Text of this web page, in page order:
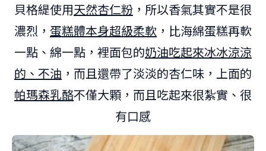
貝格緹使用天然杏仁粉 ，所以香氣其實不是很
濃烈， 蛋糕體本身超級柔軟 ，比海綿蛋糕再軟
一點、綿一點，裡面包的奶油吃起來冰冰涼涼
的、不油 ，而且還帶了淡淡的杏仁味，上面的
帕瑪森乳酪不僅大顆，而且吃起來很紮實、很
有口感